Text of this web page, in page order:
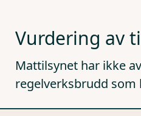
Vurdering av
Mattilsynet har ikke
regelverksbrudd